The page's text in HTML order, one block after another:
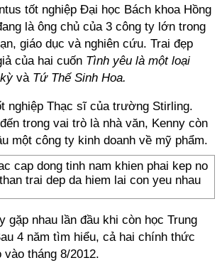
tốt nghiệp Đại học Bách khoa Hồng
là ông chủ của 3 công ty lớn trong
giáo dục và nghiên cứu. Trai đẹp
của hai cuốn Tình yêu là một loại
và Tứ Thế Sinh Hoa.
nghiệp Thạc sĩ của trường Stirling.
trong vai trò là nhà văn, Kenny còn
một công ty kinh doanh về mỹ phẩm.
gặp nhau lần đầu khi còn học Trung
4 năm tìm hiểu, cả hai chính thức
tháng 8/2012.